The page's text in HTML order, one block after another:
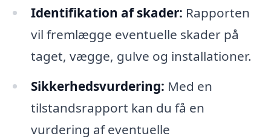
Identifikation af skader: Rapporten
vil fremlægge eventuelle skader på
taget, vægge, gulve og installationer.
Sikkerhedsvurdering: Med en
tilstandsrapport kan du få en
vurdering af eventuelle